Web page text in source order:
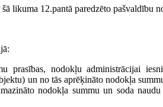
likuma 12.pantā paredzēto pašvaldību
prasības, nodokļu administrācijai
un no tās aprēķināto nodokļa
nodokļa summu un soda